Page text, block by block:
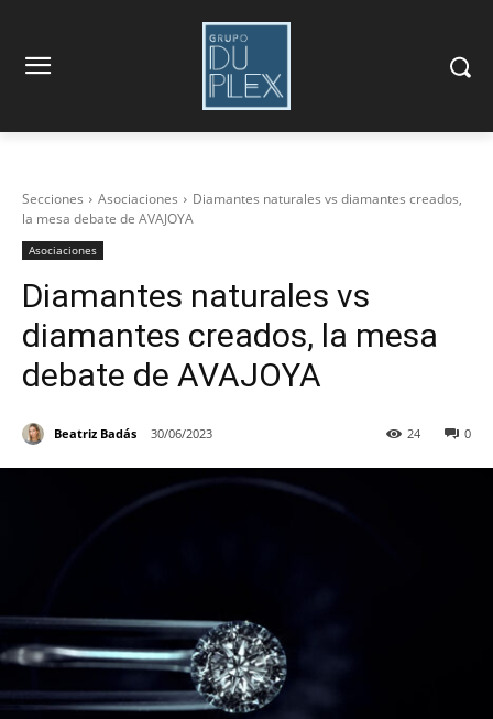
Secciones Asociaciones
Diamantes naturales vs diamantes creados,
la mesa debate de AVAJOYA
Asociaciones
Diamantes naturales vs
diamantes creados, la mesa
debate de AVAJOYA
Beatriz Badás 30/06/2023 0
24